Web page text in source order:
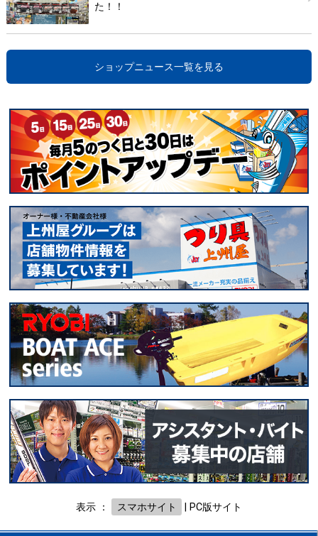
た！！
ショップニュース一覧を見る
表示 ： スマホサイト PC版サイト